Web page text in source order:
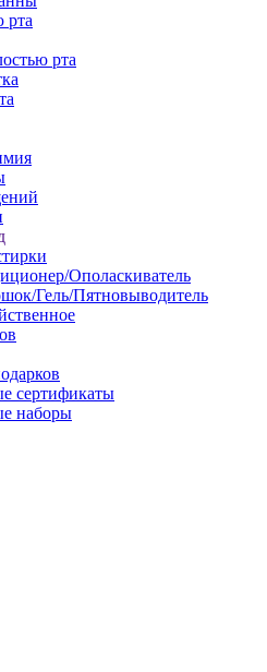
рта
рта
Ополаскиватель
Гель/Пятновыводитель
сертификаты
наборы